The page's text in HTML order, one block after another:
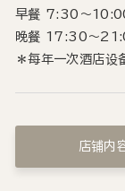
早餐 7:30～
晚餐 17:30～
＊每年一次酒店设
店铺内